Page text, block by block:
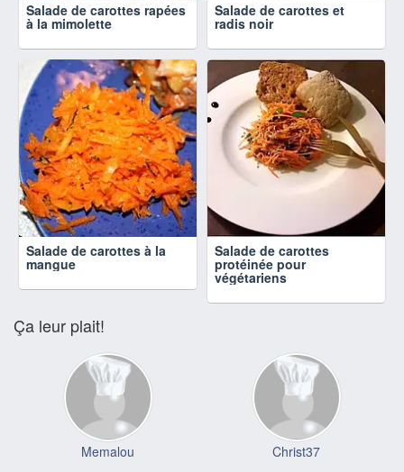
Salade de carottes rapées
à la mimolette
Salade de carottes et
radis noir
Salade de carottes à la
mangue
Salade de carottes
protéinée pour
végétariens
Ça leur plait!
Memalou Christ37